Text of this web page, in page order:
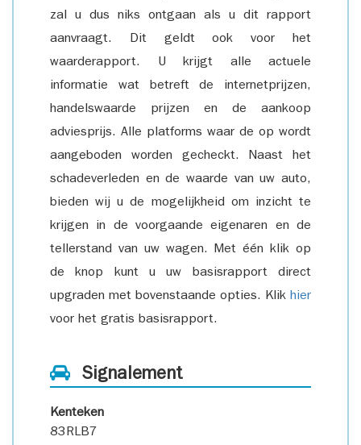
zal u dus niks ontgaan als u dit rapport
aanvraagt. Dit geldt ook voor het
waarderapport. U krijgt alle actuele
informatie wat betreft de internetprijzen,
handelswaarde prijzen en de aankoop
adviesprijs. Alle platforms waar de op wordt
aangeboden worden gecheckt. Naast het
schadeverleden en de waarde van uw auto,
bieden wij u de mogelijkheid om inzicht te
krijgen in de voorgaande eigenaren en de
tellerstand van uw wagen. Met één klik op
de knop kunt u uw basisrapport direct
upgraden met bovenstaande opties. Klik hier
voor het gratis basisrapport.
Signalement
Kenteken
83RLB7